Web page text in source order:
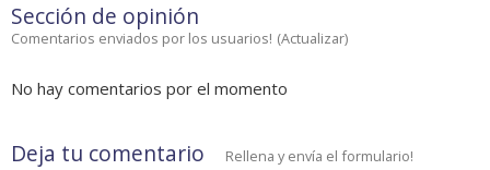
Sección de opinión
Comentarios enviados por los usuarios! (Actualizar)
No hay comentarios por el momento
Deja tu comentario Rellena y envía el formulario!